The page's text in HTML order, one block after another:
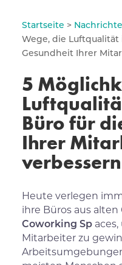
Startseite >
Wege, die
Gesundheit Ihrer
5
Büro für
Ihrer
verbessern
Heute verlegen
ihre Büros aus
Coworking Sp
Mitarbeiter zu